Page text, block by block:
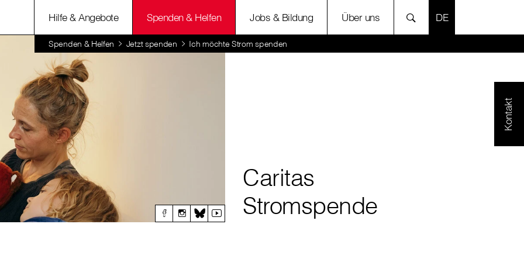
Hilfe & Angebote Spenden & Helfen Jobs & Bildung Über uns SPRACHE
Spenden & Helfen Jetzt spenden Ich möchte Strom spenden
Kontakt
Caritas
Stromspende